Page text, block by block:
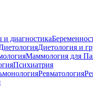
и диагностика
Диетология и
Маммология для
Психиатрия
Ревматология